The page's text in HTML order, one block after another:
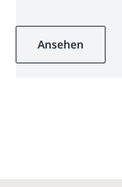
Ansehen